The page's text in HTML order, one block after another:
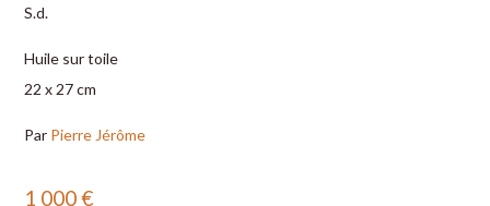
S.d.
Huile sur toile
22 x 27 cm
Par Pierre Jérôme
1 000€